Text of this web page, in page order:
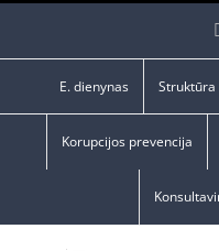
E. dienynas
Korupcijos prevencija